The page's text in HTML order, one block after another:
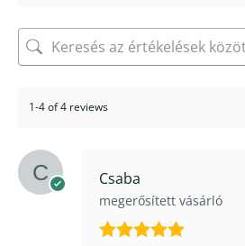
1-4 of 4 reviews
Csaba
megerősített vásárló